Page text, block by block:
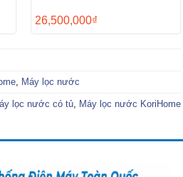
26,500,000₫
, Máy lọc nước
lọc nước có tủ, Máy lọc nước KoriHome